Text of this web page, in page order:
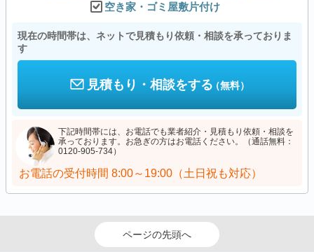
空き家・ゴミ屋敷片付け
現在の時間帯は、ネットで見積もり依頼・相談を承っておりま
す
見積もり・相談をする（無料）
下記時間帯には、お電話でも業者紹介・見積もり依頼・相談を
承っております。お急ぎの方はお電話ください。（通話無料：
0120-905-734）
お電話の受付時間 8:00～19:00（土日祝も対応）
ページの先頭へ